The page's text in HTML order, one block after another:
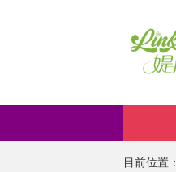
目前位置：